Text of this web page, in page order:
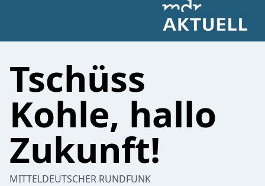
Tschüss
Kohle, hallo
Zukunft!
MITTELDEUTSCHER RUNDFUNK